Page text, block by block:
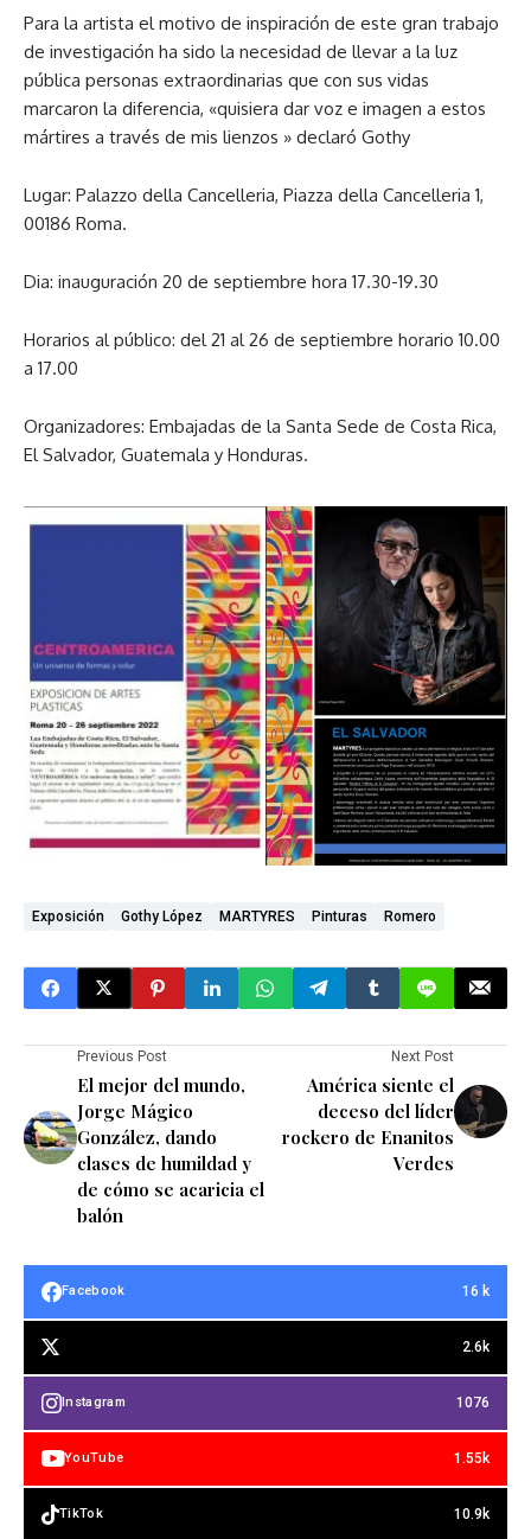
Para la artista el motivo de inspiración de este gran trabajo
de investigación ha sido la necesidad de llevar a la luz
pública personas extraordinarias que con sus vidas
marcaron la diferencia, «quisiera dar voz e imagen a estos
mártires a través de mis lienzos » declaró Gothy
Lugar: Palazzo della Cancelleria, Piazza della Cancelleria 1,
00186 Roma.
Dia: inauguración 20 de septiembre hora 17.30-19.30
Horarios al público: del 21 al 26 de septiembre horario 10.00
a 17.00
Organizadores: Embajadas de la Santa Sede de Costa Rica,
El Salvador, Guatemala y Honduras.
Exposición Gothy López MARTYRES Pinturas Romero
Previous Post
El mejor del mundo,
Jorge Mágico
González, dando
clases de humildad y
de cómo se acaricia el
balón
Next Post
América siente el
deceso del líder
rockero de Enanitos
Verdes
Facebook 16 k
2.6k
Instagram 1076
YouTube 1.55k
TikTok 10.9k